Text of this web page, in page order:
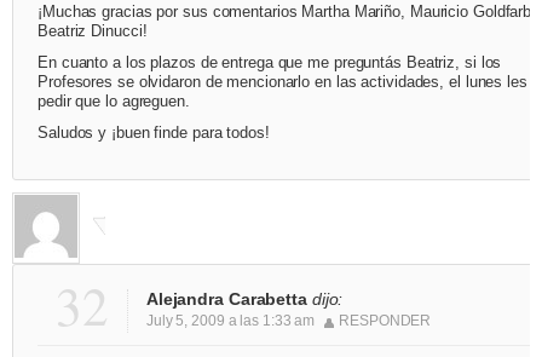
¡Muchas gracias por sus comentarios Martha Mariño, Mauricio Goldfarb
Beatriz Dinucci!
En cuanto a los plazos de entrega que me preguntás Beatriz, si los
Profesores se olvidaron de mencionarlo en las actividades, el lunes les
pedir que lo agreguen.
Saludos y ¡buen finde para todos!
32 Alejandra Carabetta dijo:
July 5, 2009 a las 1:33 am RESPONDER